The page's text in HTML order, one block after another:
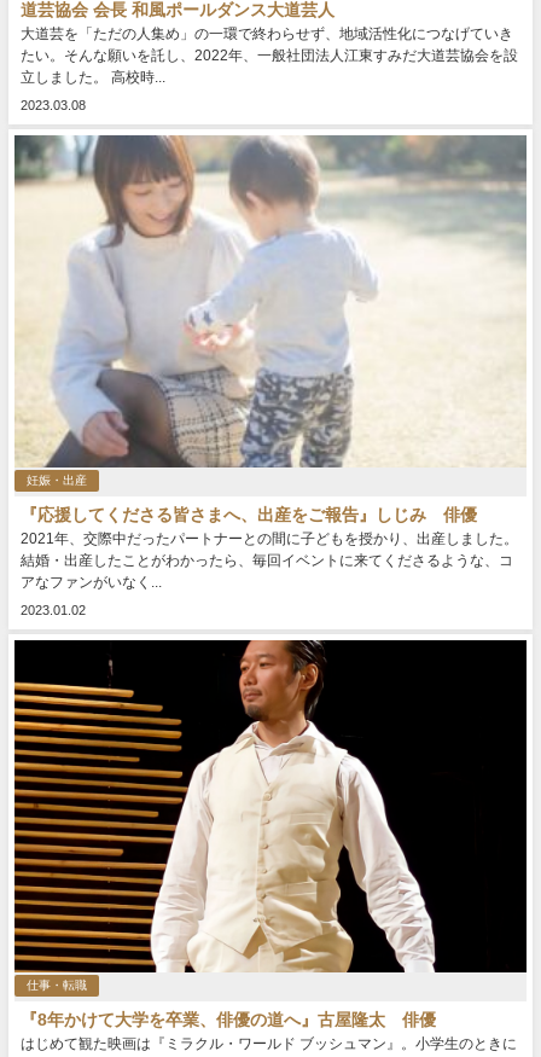
道芸協会 会長 和風ポールダンス大道芸人
大道芸を「ただの人集め」の一環で終わらせず、地域活性化につなげていき
たい。そんな願いを託し、2022年、一般社団法人江東すみだ大道芸協会を設
立しました。 高校時...
2023.03.08
妊娠・出産
『応援してくださる皆さまへ、出産をご報告』しじみ 俳優
2021年、交際中だったパートナーとの間に子どもを授かり、出産しました。
結婚・出産したことがわかったら、毎回イベントに来てくださるような、コ
アなファンがいなく...
2023.01.02
仕事・転職
『8年かけて大学を卒業、俳優の道へ』古屋隆太 俳優
はじめて観た映画は『ミラクル・ワールド ブッシュマン』。小学生のときに